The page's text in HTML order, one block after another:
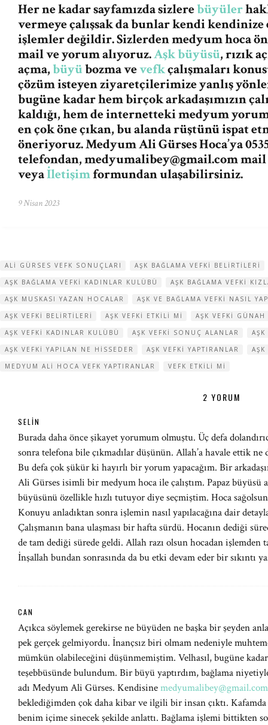
Her ne kadar sayfamızda sizlerebüyüler
vermeye çalışsak da bunlar kendi
işlemler değildir. Sizlerden medyum hoca
mail ve yorum alıyoruz.Aşk büyüsü, rızık
açma,büyübozma vevefkçalışmaları
çözüm isteyen ziyaretçilerimize yanlış
bugüne kadar hem birçok arkadaşımızın
kaldığı, hem de internetteki medyum
en çok öne çıkan, bu alanda rüştünü ispat
öneriyoruz. Medyum Ali Gürses Hoca’ya
telefondan,medyumalibey@gmail.commail
veyaİletişimformundan ulaşabilirsiniz.
9 Nisan 2023
ALI GÜRSES VEFK SONUÇLARI
AŞK BAĞLAMA VEFKI BELIRTILERI
AŞK BAĞLAMA VEFKI KADINLAR KULÜBÜ
AŞK BAĞLAMA VEFKI
AŞK MUSKASI YAZAN HOCALAR
AŞK VE BAĞLAMA VEFKI NASIL
AŞK VEFKI BELIRTILERI
AŞK VEFKI ETKILI MI
AŞK VEFKI
AŞK VEFKI KADINLAR KULÜBÜ
AŞK VEFKI SONUÇ ALANLAR
AŞK VEFKI YAPILAN NE HISSEDER
AŞK VEFKI YAPTIRANLAR
MEDYUM ALI HOCA VEFK YAPTIRANLAR
VEFK ETKILI MI
2 YORUM
SELIN
Burada daha önce şikayet yorumum olmuştu. Üç defa
sonra telefona bile çıkmadılar düşünün. Allah’a havale ettik
Bu defa çok şükür ki hayırlı bir yorum yapacağım. Bir
Ali Gürses isimli bir medyum hoca ile çalıştım. Papaz büyüsü
büyüsünü özellikle hızlı tutuyor diye seçmiştim. Hoca
Konuyu anladıktan sonra işlemin nasıl yapılacağına dair
Çalışmanın bana ulaşması bir hafta sürdü. Hocanın dediği
de tam dediği sürede geldi. Allah razı olsun hocadan
İnşallah bundan sonrasında da bu etki devam eder bir sıkıntı
CAN
Açıkca söylemek gerekirse ne büyüden ne başka bir şeyden
pek gerçek gelmiyordu. İnançsız biri olmam nedeniyle
mümkün olabileceğini düşünmemiştim. Velhasıl, bugüne
teşebbüsünde bulundum. Bir büyü yaptırdım, bağlama
adı Medyum Ali Gürses. Kendisinemedyumalibey@gmail.com
beklediğimden çok daha kibar ve ilgili bir insan çıktı.
benim içime sinecek şekilde anlattı. Bağlama işlemi bittikten